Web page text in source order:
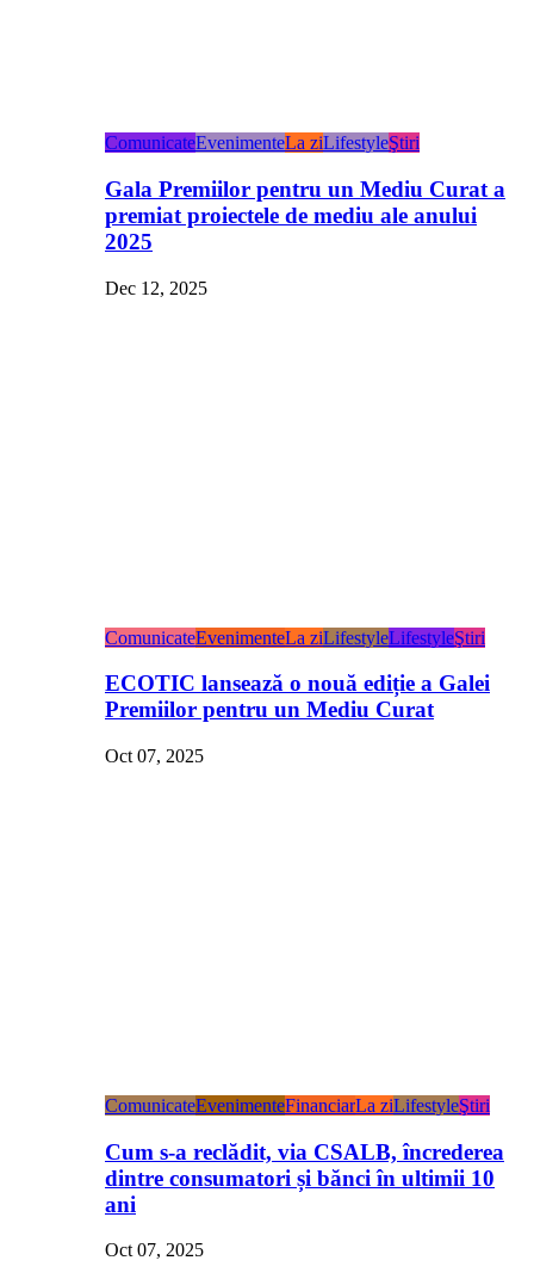
ComunicateEvenimenteLa ziLifestyleŞtiri
Gala Premiilor pentru un Mediu Curat a
premiat proiectele de mediu ale anului
2025
Dec 12, 2025
ComunicateEvenimenteLa ziLifestyleLifestyleŞtiri
ECOTIC lansează o nouă ediție a Galei
Premiilor pentru un Mediu Curat
Oct 07, 2025
ComunicateEvenimenteFinanciarLa ziLifestyleŞtiri
Cum s-a reclădit, via CSALB, încrederea
dintre consumatori și bănci în ultimii 10
ani
Oct 07, 2025